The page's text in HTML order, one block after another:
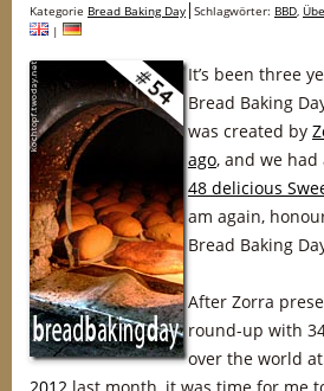
Kategorie Bread Baking Day Schlagwörter: BBD,
|
It’s been three
Bread Baking
was created by
ago, and we
48 delicious
am again,
Bread Baking
After Zorra
round-up with
over the world